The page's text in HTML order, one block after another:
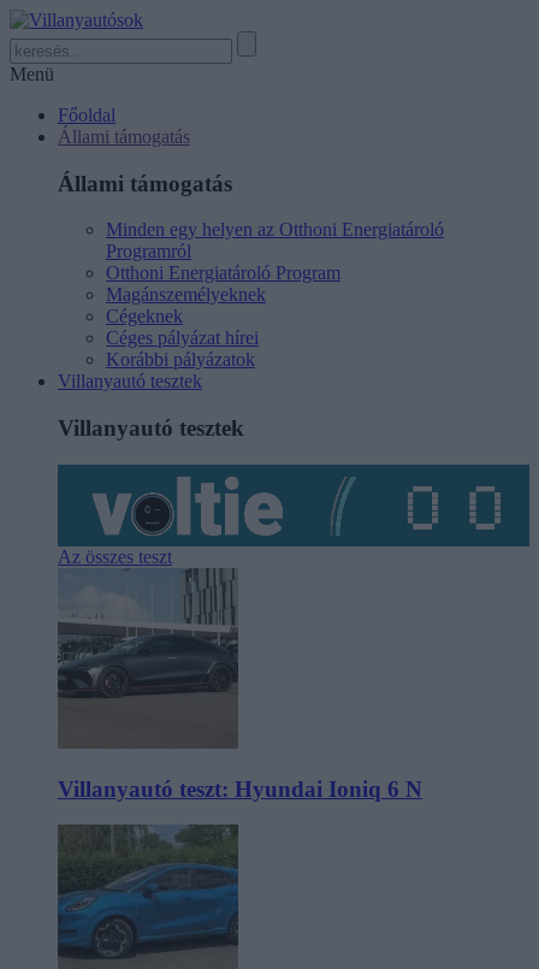
Menü
Főoldal
Állami támogatás
Állami támogatás
Minden egy helyen az Otthoni Energiatároló
Programról
Otthoni Energiatároló Program
Magánszemélyeknek
Cégeknek
Céges pályázat hírei
Korábbi pályázatok
Villanyautó tesztek
Villanyautó tesztek
Az összes teszt
Villanyautó teszt: Hyundai Ioniq 6 N